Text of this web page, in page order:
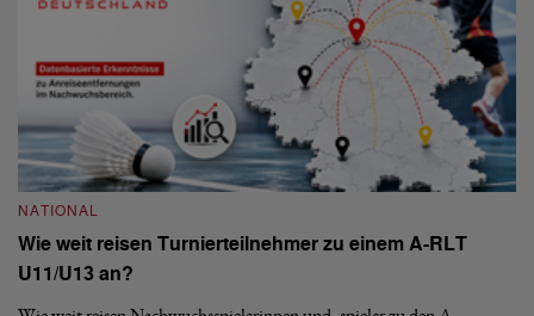
NATIONAL
Wie weit reisen Turnierteilnehmer zu einem A-RLT
U11/U13 an?